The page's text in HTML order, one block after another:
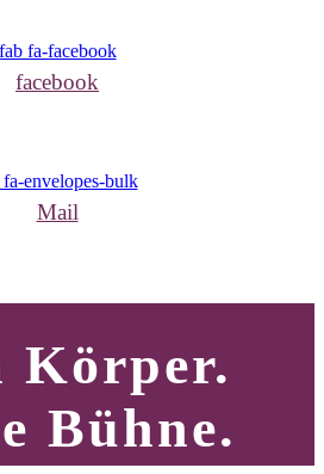
fab fa-facebook
facebook
fa-envelopes-bulk
Mail
Körper.
Bühne.